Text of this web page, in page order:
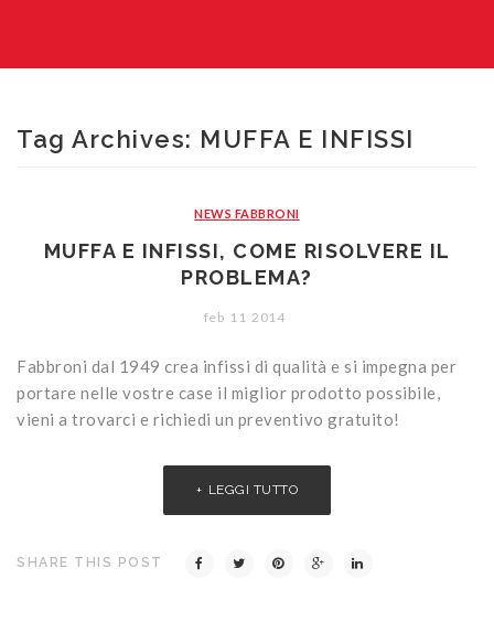
Legno
Porte
Persiane in legno
Sportelloni in legno
Zanzariere
ARREDI SU MISURA
Tag Archives: MUFFA E INFISSI
NEWS FABBRONI
MUFFA E INFISSI, COME RISOLVERE IL
PROBLEMA?
feb 11 2014
Fabbroni dal 1949 crea infissi di qualità e si impegna per
portare nelle vostre case il miglior prodotto possibile,
vieni a trovarci e richiedi un preventivo gratuito!
LEGGI TUTTO
SHARE THIS POST